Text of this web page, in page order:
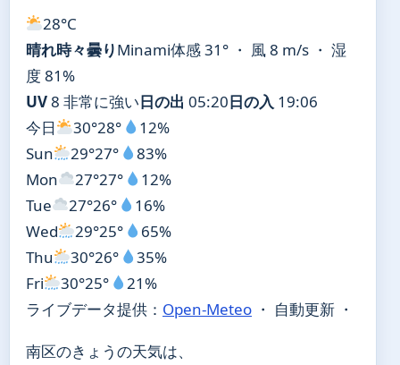
28°C
晴れ時々曇りMinami体感 31° ・ 風 8 m/s ・ 湿
度 81%
UV8 非常に強い日の出 05:20日の入 19:06
今日
30°28°
12%
Sun
29°27°
83%
Mon
27°27°
12%
Tue
27°26°
16%
Wed
29°25°
65%
Thu
30°26°
35%
Fri
30°25°
21%
ライブデータ提供： Open-Meteo ・ 自動更新 ・
南区のきょうの天気は、